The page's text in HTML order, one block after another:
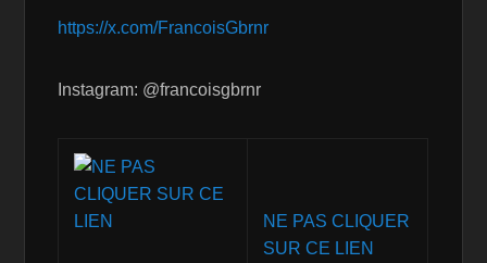
https://x.com/FrancoisGbrnr
Instagram: @francoisgbrnr
NE PAS CLIQUER
SUR CE LIEN